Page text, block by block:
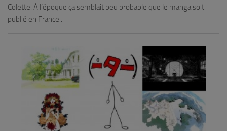
Colette. À l’époque ça semblait peu probable que le manga soit
publié en France :